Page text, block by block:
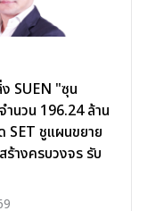
SUEN "ซุน
นวน 196.24 ล้าน
SET ชูแผนขยาย
างครบวงจร รับ